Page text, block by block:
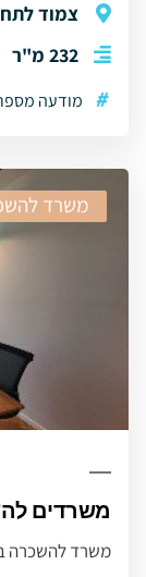
צמוד
232 מ"ר
# מודעה מספר:
משרד
משרדים
משרד להשכרה